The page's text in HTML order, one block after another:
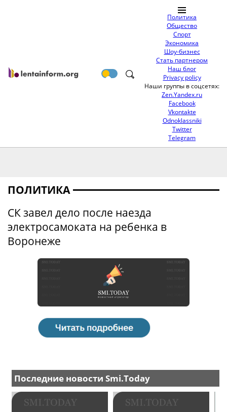
Политика
Общество
Спорт
Экономика
Шоу-бизнес
Стать партнером
Наш блог
Privacy policy
Наши группы в соцсетях:
Zen.Yandex.ru
Facebook
Vkontakte
Odnoklassniki
Twitter
Telegram
ПОЛИТИКА
СК завел дело после наезда
электросамоката на ребенка в
Воронеже